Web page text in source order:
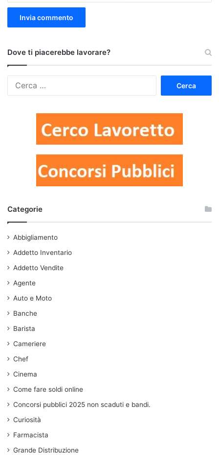
Dove ti piacerebbe lavorare?
Categorie
Abbigliamento
Addetto Inventario
Addetto Vendite
Agente
Auto e Moto
Banche
Barista
Cameriere
Chef
Cinema
Come fare soldi online
Concorsi pubblici 2025 non scaduti e bandi.
Curiosità
Farmacista
Grande Distribuzione